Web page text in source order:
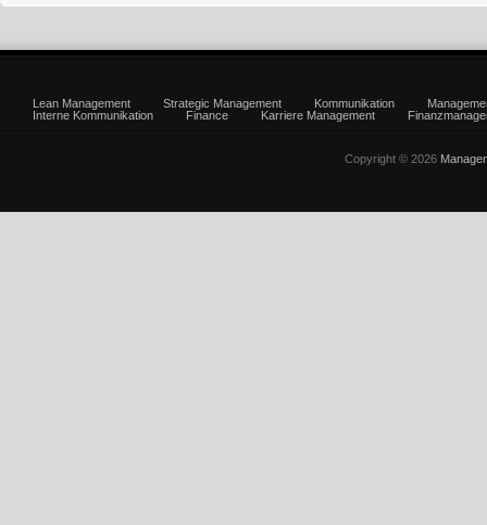
Lean Management Strategic Management Kommunikation
Interne Kommunikation
Finance Karriere Management
Copyright © 2026